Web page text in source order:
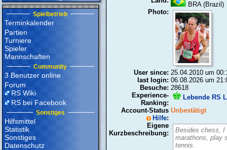
Spielbetrieb
Terminkalender
Partien
Turniere
Spieler
Mannschaften
Community
3 Benutzer online
Forum
RS Wiki
RS bei Facebook
Sonstiges
Hilfsmittel
Statistik
Sonstiges
Datenschutz
BRA (Brazil)
Photo:
User since: 25.04.2010 um
last login: 06.08.2026 um
Besuche: 28618
Experience-
Ranking:
Lebende RS
Account-Status
Hilfe:
Unbestätigt
Eigene
Kurzbeschreibung:
Besides chess, I
marathons, play
tennis.